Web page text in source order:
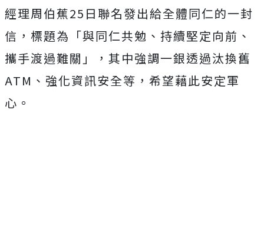
經理周伯蕉25日聯名發出給全體同仁的一封
信，標題為「與同仁共勉、持續堅定向前、
攜手渡過難關」，其中強調一銀透過汰換舊
ATM、強化資訊安全等，希望藉此安定軍
心。